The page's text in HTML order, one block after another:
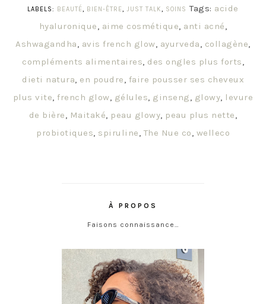
LABELS:
BEAUTÉ, BIEN-ÊTRE,JUST TALK, SOINS Tags: acide
hyaluronique, aime cosmétique, anti acné,
Ashwagandha, avis french glow, ayurveda, collagène,
compléments alimentaires, des ongles plus forts,
dieti natura, en poudre, faire pousser ses cheveux
plus vite,french glow, gélules, ginseng, glowy, levure
de bière, Maitaké, peau glowy, peau plus nette,
probiotiques, spiruline, The Nue co, welleco
À PROPOS
Faisons connaissance…